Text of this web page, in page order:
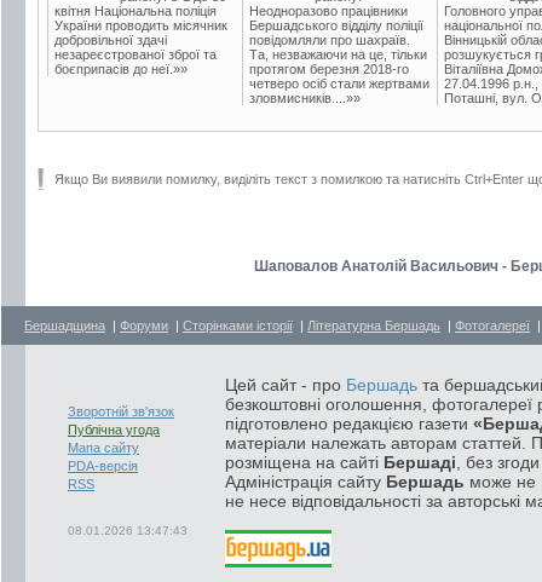
квітня Національна поліція
України проводить місячник
добровільної здачі
незареєстрованої зброї та
боєприпасів до неї.»»
Неодноразово працівники
Бершадського відділу поліції
повідомляли про шахраїв.
Та, незважаючи на це, тільки
протягом березня 2018-го
четверо осіб стали жертвами
зловмисників....»»
Головного
національної
Вінницькій
розшукується
Віталіївна
27.04.1996 р.н.,
Поташні, вул.
Якщо Ви виявили помилку, виділіть текст з помилкою та натисніть Ctrl+Enter
Шаповалов Анатолій Васильович -
Бершадщина | Форуми | Сторінками історії | Літературна Бершадь | Фотогалереї
Зворотній зв'язок
Публічна угода
Мапа сайту
PDA-версія
RSS
08.01.2026 13:47:43
Цей сайт - про Бершадь та
безкоштовні оголошення, фотогалереї
підготовлено редакцією газети
матеріали належать авторам статтей.
розміщена на сайті Бершаді , без
Адміністрація сайту Бершадь може не
не несе відповідальності за авторські